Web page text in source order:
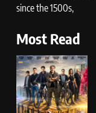
since the 1500s,
Most Read